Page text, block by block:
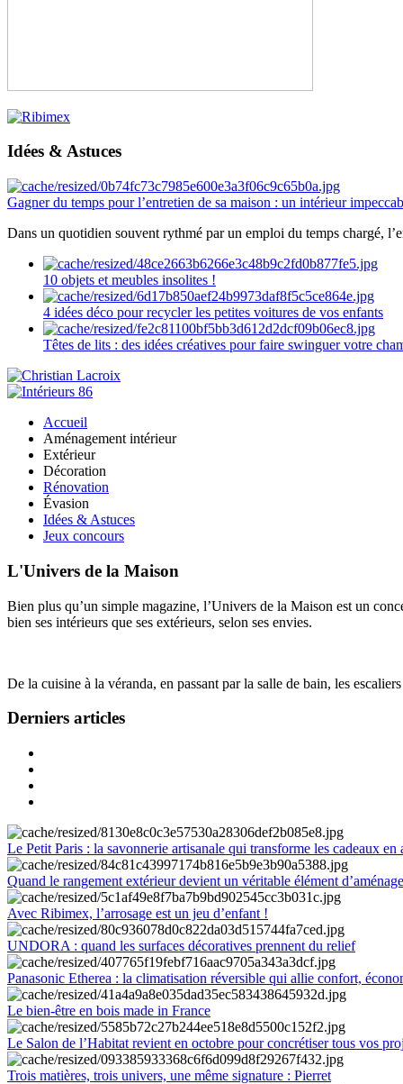
Idées & Astuces
Gagner du temps pour l’entretien de sa maison : un intérieur
Dans un quotidien souvent rythmé par un emploi du temps chargé,
10 objets et meubles insolites !
4 idées déco pour recycler les petites voitures de vos enfants
Têtes de lits : des idées créatives pour faire swinguer votre
Accueil
Aménagement intérieur
Extérieur
Décoration
Rénovation
Évasion
Idées & Astuces
Jeux concours
L'Univers de la Maison
Bien plus qu’un simple magazine, l’Univers de la Maison est un
bien ses intérieurs que ses extérieurs, selon ses envies.
De la cuisine à la véranda, en passant par la salle de bain, les
Derniers articles
Le Petit Paris : la savonnerie artisanale qui transforme les cadeaux en
Quand le rangement extérieur devient un véritable élément
Avec Ribimex, l’arrosage est un jeu d’enfant !
UNDORA : quand les surfaces décoratives prennent du relief
Panasonic Etherea : la climatisation réversible qui allie confort,
Le bien-être en bois made in France
Le Salon de l’Habitat revient en octobre pour concrétiser tous vos
Trois matières, trois univers, une même signature : Pierret